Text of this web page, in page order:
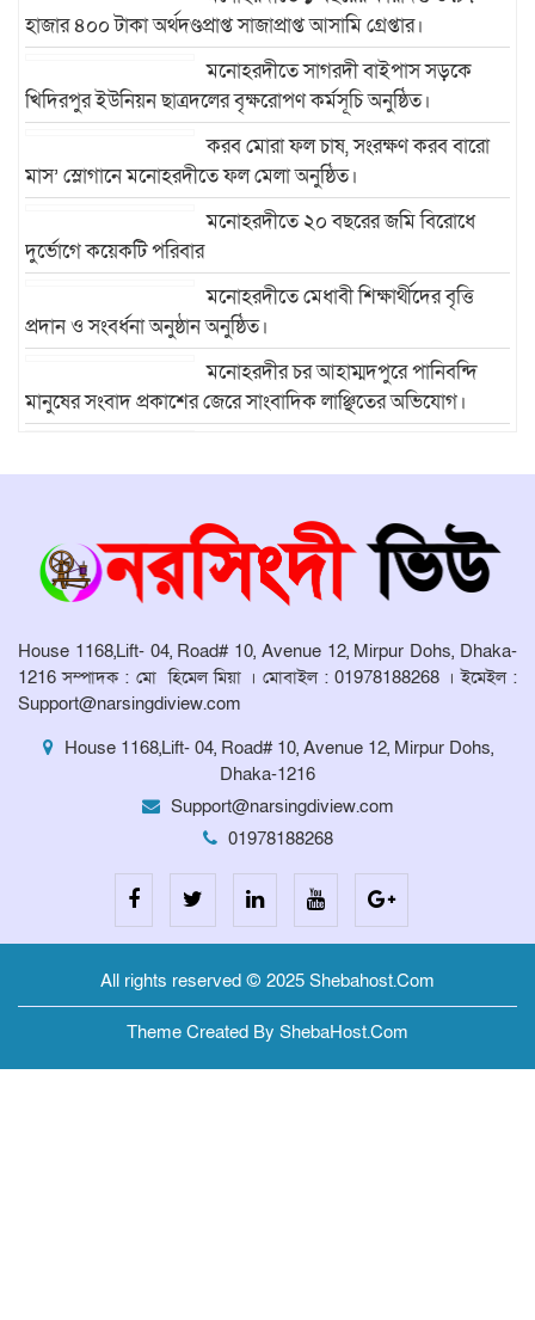
হাজার ৪০০ টাকা অর্থদণ্ডপ্রাপ্ত সাজাপ্রাপ্ত আসামি গ্রেপ্তার।
মনোহরদীতে সাগরদী বাইপাস সড়কে
খিদিরপুর ইউনিয়ন ছাত্রদলের বৃক্ষরোপণ কর্মসূচি অনুষ্ঠিত।
করব মোরা ফল চাষ, সংরক্ষণ করব বারো
মাস’ স্লোগানে মনোহরদীতে ফল মেলা অনুষ্ঠিত।
মনোহরদীতে ২০ বছরের জমি বিরোধে
দুর্ভোগে কয়েকটি পরিবার
মনোহরদীতে মেধাবী শিক্ষার্থীদের বৃত্তি
প্রদান ও সংবর্ধনা অনুষ্ঠান অনুষ্ঠিত।
মনোহরদীর চর আহাম্মদপুরে পানিবন্দি
মানুষের সংবাদ প্রকাশের জেরে সাংবাদিক লাঞ্ছিতের অভিযোগ।
কমিটির সভা অনুষ্ঠিত
House 1168,Lift- 04, Road# 10, Avenue 12, Mirpur Dohs, Dhaka-
1216 সম্পাদক : মো হিমেল মিয়া । মোবাইল : 01978188268 । ইমেইল :
Support@narsingdiview.com
House 1168,Lift- 04, Road# 10, Avenue 12, Mirpur Dohs,
Dhaka-1216
Support@narsingdiview.com
01978188268
All rights reserved © 2025 Shebahost.Com
Theme Created By ShebaHost.Com